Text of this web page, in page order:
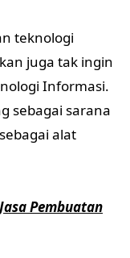
teknologi
juga tak ingin
Informasi.
sebagai sarana
alat
Jasa Pembuatan